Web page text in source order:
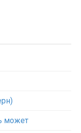
может